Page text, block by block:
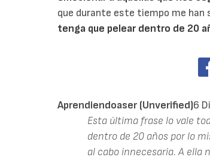
que durante este tiempo me han
tenga que pelear dentro de 20
Aprendiendoaser (unverified)6
Esta última frase lo vale
dentro de 20 años por lo
al cabo innecesaria. A ella